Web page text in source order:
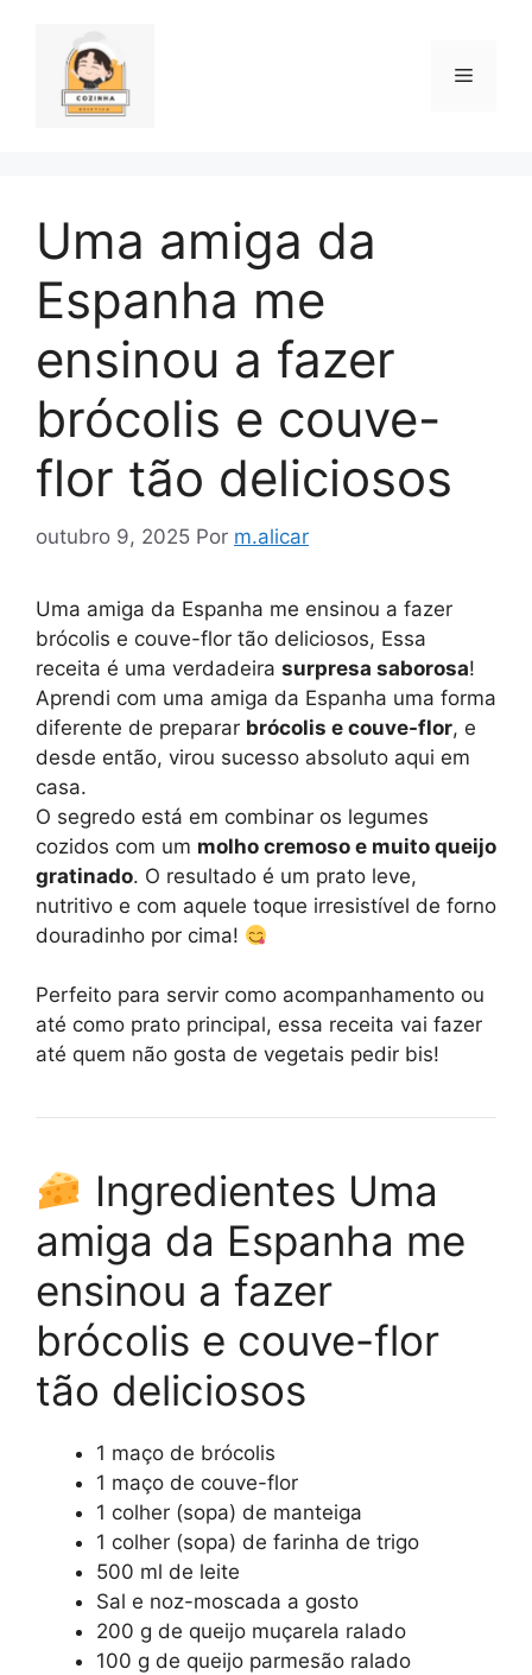
conteúdo
Menu
Uma amiga da
Espanha me
ensinou a fazer
brócolis e couve-
flor tão deliciosos
outubro 9, 2025 Por m.alicar
Uma amiga da Espanha me ensinou a fazer
brócolis e couve-flor tão deliciosos, Essa
receita é uma verdadeira surpresa saborosa!
Aprendi com uma amiga da Espanha uma forma
diferente de preparar brócolis e couve-flor, e
desde então, virou sucesso absoluto aqui em
casa.
O segredo está em combinar os legumes
cozidos com um molho cremoso e muito queijo
gratinado. O resultado é um prato leve,
nutritivo e com aquele toque irresistível de forno
douradinho por cima!
Perfeito para servir como acompanhamento ou
até como prato principal, essa receita vai fazer
até quem não gosta de vegetais pedir bis!
Ingredientes Uma
amiga da Espanha me
ensinou a fazer
brócolis e couve-flor
tão deliciosos
1 maço de brócolis
1 maço de couve-flor
1 colher (sopa) de manteiga
1 colher (sopa) de farinha de trigo
500 ml de leite
Sal e noz-moscada a gosto
200 g de queijo muçarela ralado
100 g de queijo parmesão ralado